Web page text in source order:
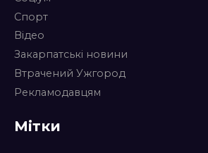
Спорт
Відео
Закарпатські новини
Втрачений Ужгород
Рекламодавцям
Мітки